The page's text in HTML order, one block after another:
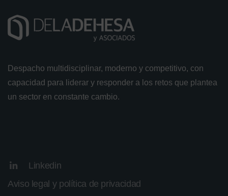
Despacho multidisciplinar, moderno y competitivo, con
capacidad para liderar y responder a los retos que plantea
un sector en constante cambio.
Linkedin
Aviso legal y política de privacidad